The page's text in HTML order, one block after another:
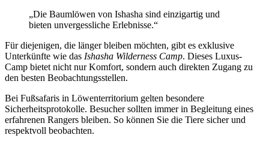
„Die Baumlöwen von Ishasha sind einzigartig und
bieten unvergessliche Erlebnisse.“
Für diejenigen, die länger bleiben möchten, gibt es exklusive
Unterkünfte wie das Ishasha Wilderness Camp. Dieses Luxus-
Camp bietet nicht nur Komfort, sondern auch direkten Zugang zu
den besten Beobachtungsstellen.
Bei Fußsafaris in Löwenterritorium gelten besondere
Sicherheitsprotokolle. Besucher sollten immer in Begleitung eines
erfahrenen Rangers bleiben. So können Sie die Tiere sicher und
respektvoll beobachten.